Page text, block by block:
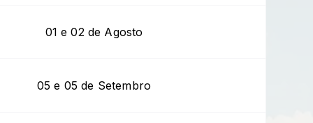
01 e 02 de Agosto
05 e 05 de Setembro